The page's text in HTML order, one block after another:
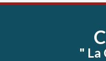
" La